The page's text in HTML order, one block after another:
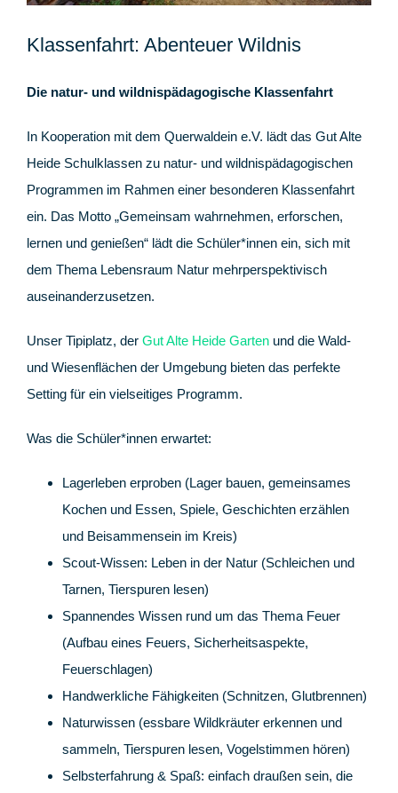
Klassenfahrt: Abenteuer Wildnis
Die natur- und wildnispädagogische Klassenfahrt
In Kooperation mit dem Querwaldein e.V. lädt das Gut Alte
Heide Schulklassen zu natur- und wildnispädagogischen
Programmen im Rahmen einer besonderen Klassenfahrt
ein. Das Motto „Gemeinsam wahrnehmen, erforschen,
lernen und genießen“ lädt die Schüler*innen ein, sich mit
dem Thema Lebensraum Natur mehrperspektivisch
auseinanderzusetzen.
Unser Tipiplatz, der Gut Alte Heide Gartenund die Wald-
und Wiesenflächen der Umgebung bieten das perfekte
Setting für ein vielseitiges Programm.
Was die Schüler*innen erwartet:
Lagerleben erproben (Lager bauen, gemeinsames
Kochen und Essen, Spiele, Geschichten erzählen
und Beisammensein im Kreis)
Scout-Wissen: Leben in der Natur (Schleichen und
Tarnen, Tierspuren lesen)
Spannendes Wissen rund um das Thema Feuer
(Aufbau eines Feuers, Sicherheitsaspekte,
Feuerschlagen)
Handwerkliche Fähigkeiten (Schnitzen, Glutbrennen)
Naturwissen (essbare Wildkräuter erkennen und
sammeln, Tierspuren lesen, Vogelstimmen hören)
Selbsterfahrung & Spaß: einfach draußen sein, die